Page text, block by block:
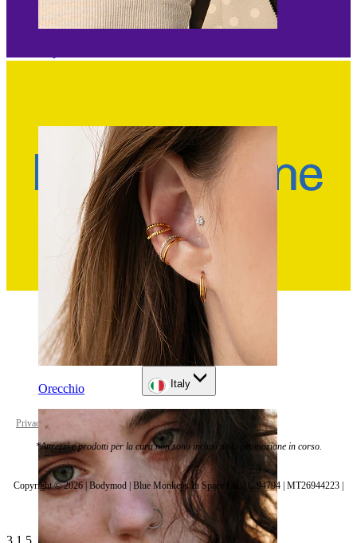
Orecchio Italy
Privacy policy Cookie settings
*Attrezzi e prodotti per la cura non sono inclusi nella promozione in corso.
Copyright © 2026 | Bodymod | Blue Monkeys In Space Ltd. | C 94794 | MT26944223 |
3.1.5